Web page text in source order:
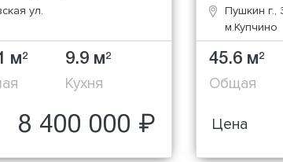
ул.
м2 9.9 м2
Кухня
8 400 000 ₽
Пушкин г.,
м.Купчино
45.6 м2
Общая
Цена